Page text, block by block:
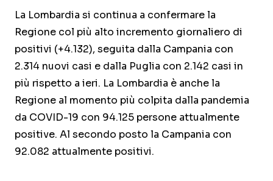
La Lombardia si continua a confermare la
Regione col più alto incremento giornaliero di
positivi (+4.132), seguita dalla Campania con
2.314 nuovi casi e dalla Puglia con 2.142 casi in
più rispetto a ieri. La Lombardia è anche la
Regione al momento più colpita dalla pandemia
da COVID-19 con 94.125 persone attualmente
positive. Al secondo posto la Campania con
92.082 attualmente positivi.